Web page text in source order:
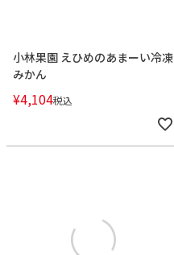
小林果園 えひめのあまーい冷凍
みかん
¥4,104税込